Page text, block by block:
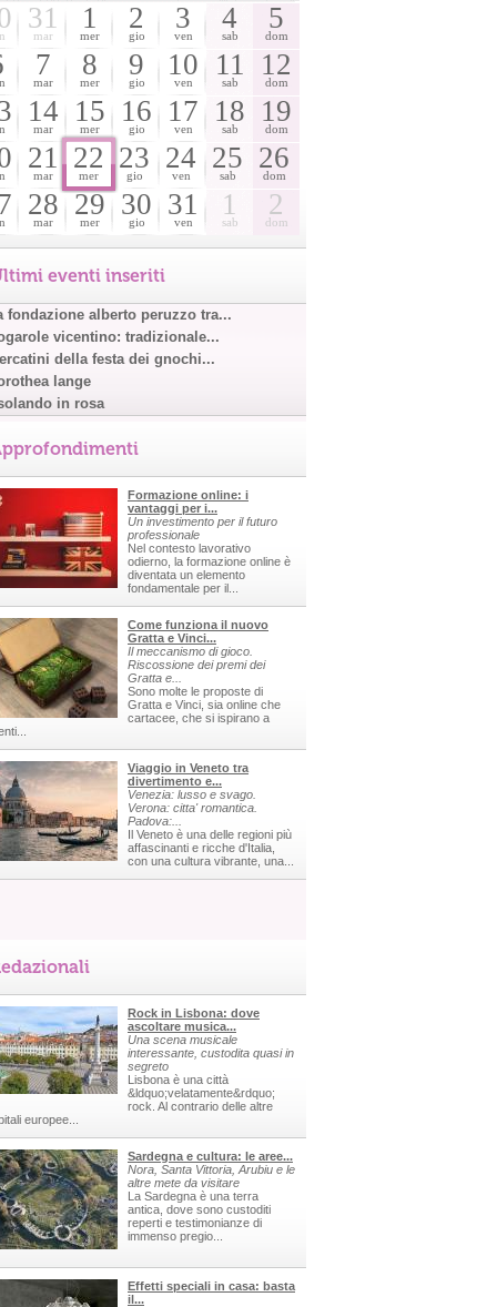
31
mar
1
mer
2
gio
3
ven
4
sab
5
dom
7
mar
8
mer
9
gio
10
ven
11
sab
12
dom
14
mar
15
mer
16
gio
17
ven
18
sab
19
dom
21
mar
22
mer
23
gio
24
ven
25
sab
26
dom
28
mar
29
mer
30
gio
31
ven
1
sab
2
dom
eventi inseriti
fondazione alberto peruzzo tra...
vicentino: tradizionale...
della festa dei gnochi...
lange
in rosa
Formazione online: i
vantaggi per i...
Un investimento per il futuro
professionale
Nel contesto lavorativo
odierno, la formazione online è
diventata un elemento
fondamentale per il...
Come funziona il nuovo
Gratta e Vinci...
Il meccanismo di gioco.
Riscossione dei premi dei
Gratta e...
Sono molte le proposte di
Gratta e Vinci, sia online che
cartacee, che si ispirano a
Viaggio in Veneto tra
divertimento e...
Venezia: lusso e svago.
Verona: citta' romantica.
Padova:...
Il Veneto è una delle regioni più
affascinanti e ricche d'Italia,
con una cultura vibrante, una...
Rock in Lisbona: dove
ascoltare musica...
Una scena musicale
interessante, custodita quasi in
segreto
Lisbona è una città
&ldquo;velatamente&rdquo;
rock. Al contrario delle altre
europee...
Sardegna e cultura: le aree...
Nora, Santa Vittoria, Arubiu e le
altre mete da visitare
La Sardegna è una terra
antica, dove sono custoditi
reperti e testimonianze di
immenso pregio...
Effetti speciali in casa: basta
il...